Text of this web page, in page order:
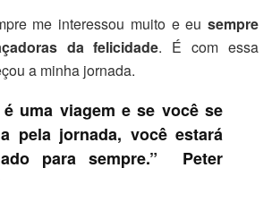
me interessou muito e eu sempre
da felicidade. É com essa
a minha jornada.
uma viagem e se você se
pela jornada, você estará
para sempre.” Peter